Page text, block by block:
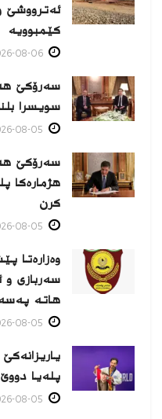
كێمبوویە
سەرۆکێ
سویسرا
سەرۆکێ
هژمارەكا
كرن
وەزارەتا
سەربازی
هاتە
پلەیا